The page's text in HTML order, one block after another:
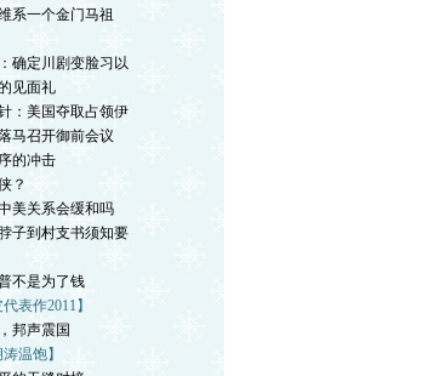
系一个金门马祖
确定川剧变脸习以
见面礼
：美国夺取占领伊
马召开御前会议
的冲击
？
美关系会缓和吗
子到村支书须知要
不是为了钱
表作2011】
邦声震国
温饱】